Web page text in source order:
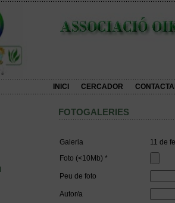
INICI CERCADOR
FOTOGALERIES
Galeria
11 de
Foto (<10Mb) *
Peu de foto
Autor/a